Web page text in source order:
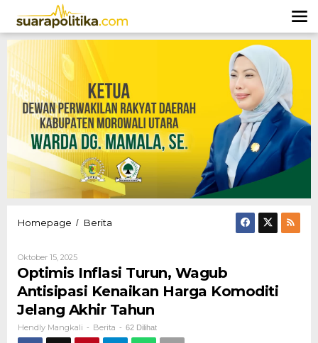
konten
Homepage / Berita
Antisipasi
Kenaikan
Harga
Komoditi
Jelang
Akhir
Oktober 15, 2025Oleh
Hendly
Mangkali
Optimis Inflasi Turun, Wagub
Antisipasi Kenaikan Harga Komoditi
Jelang Akhir Tahun
Hendly Mangkali - Berita - 62 Dilihat